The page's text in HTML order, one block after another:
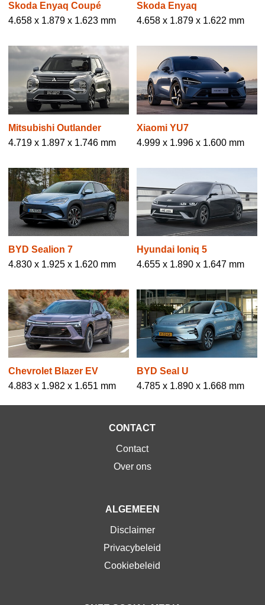
Skoda Enyaq Coupé
4.658 x 1.879 x 1.623 mm
Skoda Enyaq
4.658 x 1.879 x 1.622 mm
Mitsubishi Outlander
4.719 x 1.897 x 1.746 mm
Xiaomi YU7
4.999 x 1.996 x 1.600 mm
BYD Sealion 7
4.830 x 1.925 x 1.620 mm
Hyundai Ioniq 5
4.655 x 1.890 x 1.647 mm
Chevrolet Blazer EV
4.883 x 1.982 x 1.651 mm
BYD Seal U
4.785 x 1.890 x 1.668 mm
CONTACT
Contact
Over ons
ALGEMEEN
Disclaimer
Privacybeleid
Cookiebeleid